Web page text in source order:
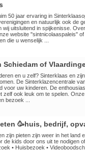
50 jaar ervaring in
en natuurlijk ook de
uitsluitend in spijkenisse.
website "sintnicolaaspaleis"
die u wenselijk ...
of
en u zelf? Sinterklaas en
De Sinterklazencentrale
voor uw kinderen. De
zelf ook leuk om te spelen.
bezoek ...
🥳huis, bedrijf,
zijn pieten zijn weer in het land
de kids door ons uit te nodigen
• Huisbezoek •